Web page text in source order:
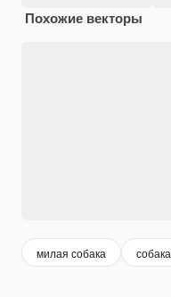
Похожие векторы
милая собака собака